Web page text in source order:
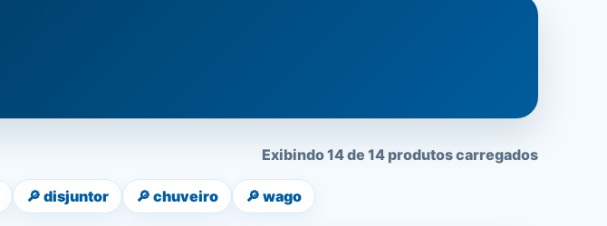
Exibindo 14 de 14 produtos carregados
🔎 disjuntor 🔎 chuveiro 🔎 wago